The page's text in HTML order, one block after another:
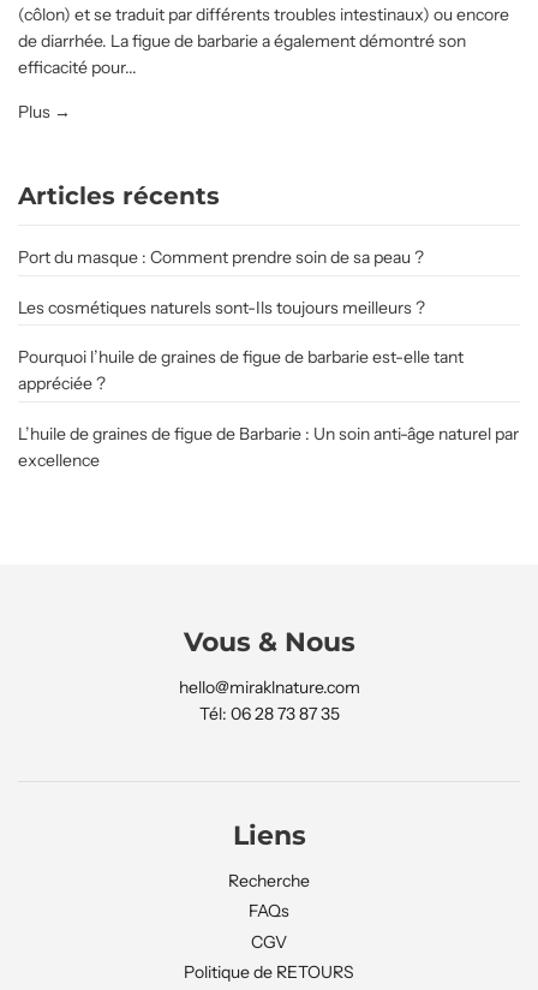
(côlon) et se traduit par différents troubles intestinaux) ou encore
de diarrhée. La figue de barbarie a également démontré son
efficacité pour...
Plus →
Articles récents
Port du masque : Comment prendre soin de sa peau ?
Les cosmétiques naturels sont-Ils toujours meilleurs ?
Pourquoi l’huile de graines de figue de barbarie est-elle tant
appréciée ?
L’huile de graines de figue de Barbarie : Un soin anti-âge naturel par
excellence
Vous & Nous
hello@miraklnature.com
Tél: 06 28 73 87 35
Liens
Recherche
FAQs
CGV
Politique de RETOURS